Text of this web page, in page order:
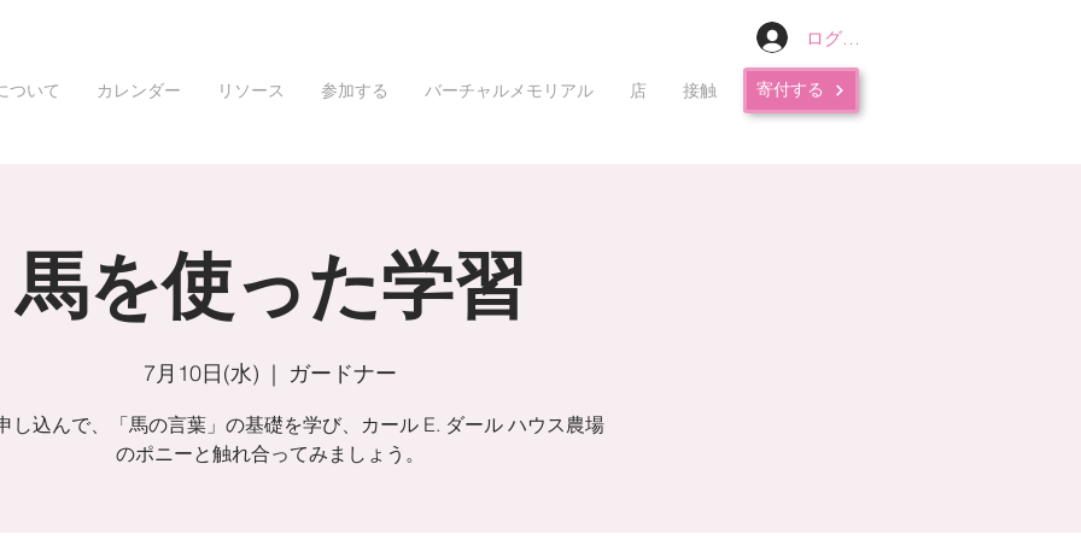
ログイン
ついて カレンダー リソース 参加する バーチャルメモリアル 店 接触 寄付する
馬を使った学習
7月10日(水)
  |
ガードナー
し込んで、「馬の言葉」の基礎を学び、カール E. ダール ハウス農場
のポニーと触れ合ってみましょう。